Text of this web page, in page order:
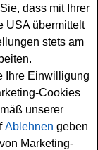
etwas Glück
Sie an dem
Sie
und
Fall viel Erfolg!
dass mit Ihrer
USA übermittelt
stets am
Ihre Einwilligung
Cookies
unserer
Ablehnen geben
Marketing-